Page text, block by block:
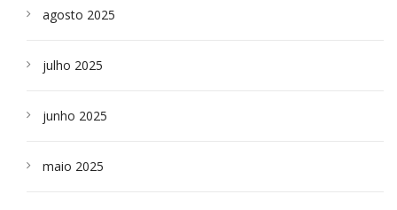
agosto 2025
julho 2025
junho 2025
maio 2025